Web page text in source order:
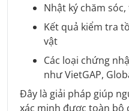
Nhật ký chăm
Kết quả kiểm tra
vật
Các loại chứng
như VietGAP,
Đây là giải pháp giúp
xác minh được toàn bộ